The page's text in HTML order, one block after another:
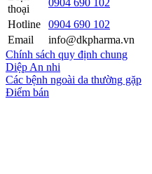
thoại
Hotline
0904 690 102
Email
info@dkpharma.vn
Chính sách quy định chung
Diệp An nhi
Các bệnh ngoài da thường gặp
Điểm bán